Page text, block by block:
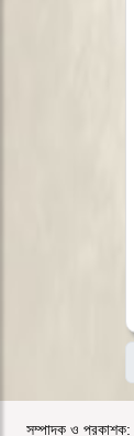
সম্পাদক ও প্রকাশক: